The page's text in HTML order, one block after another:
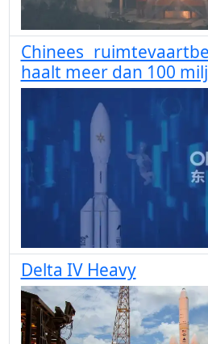
Chinees
haalt meer dan 100
Delta IV Heavy